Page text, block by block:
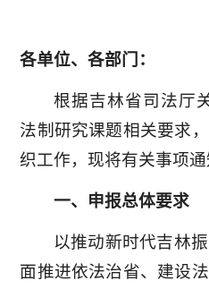
各单位、各部门：
根据吉林省司法厅
法制研究课题相关要求
织工作，现将有关事项通
一、申报总体要求
以推动新时代吉林
面推进依法治省、建设